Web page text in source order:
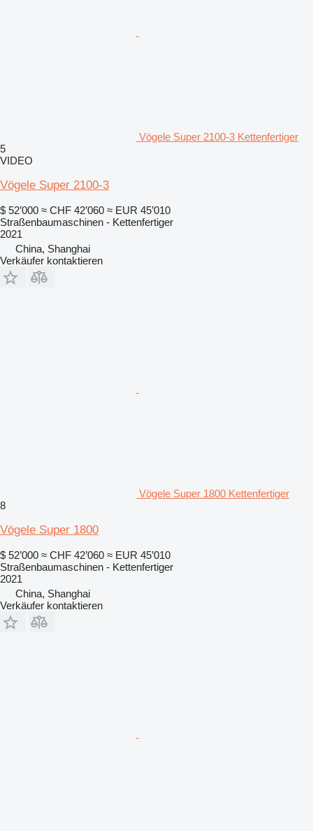
Vögele Super 2100-3 Kettenfertiger
5
VIDEO
Vögele Super 2100-3
$ 52’000 ≈ CHF 42’060 ≈ EUR 45’010
Straßenbaumaschinen - Kettenfertiger
2021
China, Shanghai
Verkäufer kontaktieren
Vögele Super 1800 Kettenfertiger
8
Vögele Super 1800
$ 52’000 ≈ CHF 42’060 ≈ EUR 45’010
Straßenbaumaschinen - Kettenfertiger
2021
China, Shanghai
Verkäufer kontaktieren